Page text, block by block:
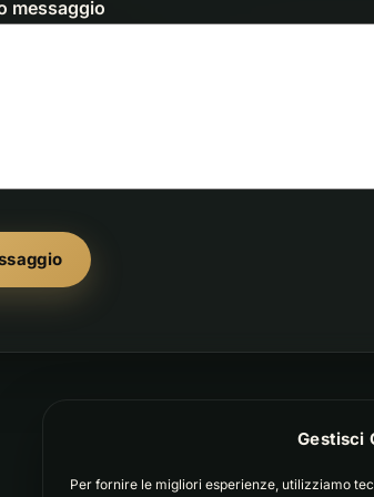
Gestisci
Per fornire le migliori esperienze, utilizziamo
messaggio